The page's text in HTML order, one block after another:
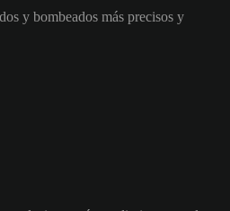
y bombeados más precisos y